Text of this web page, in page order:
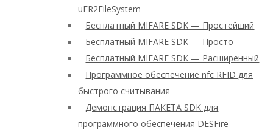
uFR2FileSystem
Бесплатный MIFARE SDK — Простейший
Бесплатный MIFARE SDK — Просто
Бесплатный MIFARE SDK — Расширенный
Программное обеспечение nfc RFID для
быстрого считывания
Демонстрация ПАКЕТА SDK для
программного обеспечения DESFire